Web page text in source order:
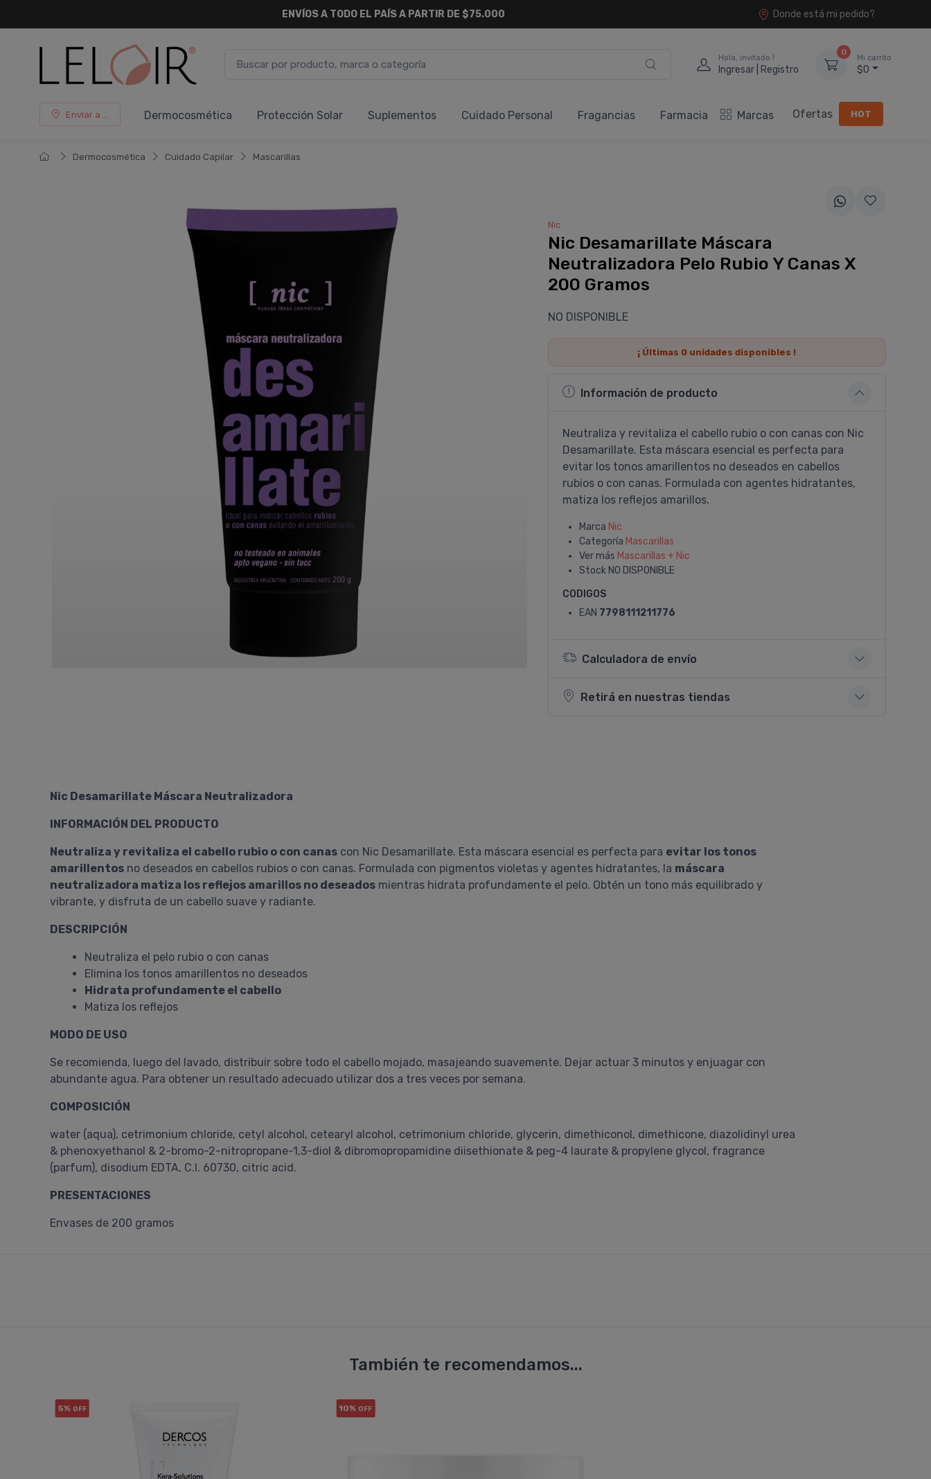
ENVÍOS A TODO EL PAÍS A PARTIR DE $75.000
Donde está mi pedido?
Hola, invitado !
Ingresar | Registro
0
Mi carrito
$0
Enviar a ... Dermocosmética Protección Solar Suplementos Cuidado Personal Fragancias Farmacia Marcas Ofertas HOT
Dermocosmética Cuidado Capilar Mascarillas
Nic
Nic Desamarillate Máscara
Neutralizadora Pelo Rubio Y Canas X
200 Gramos
NO DISPONIBLE
¡ Últimas 0 unidades disponibles !
Información de producto
Neutraliza y revitaliza el cabello rubio o con canas con Nic
Desamarillate. Esta máscara esencial es perfecta para
evitar los tonos amarillentos no deseados en cabellos
rubios o con canas. Formulada con agentes hidratantes,
matiza los reflejos amarillos.
Marca Nic
Categoría Mascarillas
Ver más Mascarillas + Nic
Stock NO DISPONIBLE
CODIGOS
EAN 7798111211776
Calculadora de envío
Retirá en nuestras tiendas
Nic Desamarillate Máscara Neutralizadora
INFORMACIÓN DEL PRODUCTO
Neutraliza y revitaliza el cabello rubio o con canas con Nic Desamarillate. Esta máscara esencial es perfecta para evitar los tonos
amarillentos no deseados en cabellos rubios o con canas. Formulada con pigmentos violetas y agentes hidratantes, la máscara
neutralizadora matiza los reflejos amarillos no deseados mientras hidrata profundamente el pelo. Obtén un tono más equilibrado y
vibrante, y disfruta de un cabello suave y radiante.
DESCRIPCIÓN
Neutraliza el pelo rubio o con canas
Elimina los tonos amarillentos no deseados
Hidrata profundamente el cabello
Matiza los reflejos
MODO DE USO
Se recomienda, luego del lavado, distribuir sobre todo el cabello mojado, masajeando suavemente. Dejar actuar 3 minutos y enjuagar con
abundante agua. Para obtener un resultado adecuado utilizar dos a tres veces por semana.
COMPOSICIÓN
water (aqua), cetrimonium chloride, cetyl alcohol, cetearyl alcohol, cetrimonium chloride, glycerin, dimethiconol, dimethicone, diazolidinyl urea
& phenoxyethanol & 2-bromo-2-nitropropane-1,3-diol & dibromopropamidine diisethionate & peg-4 laurate & propylene glycol, fragrance
(parfum), disodium EDTA, C.I. 60730, citric acid.
PRESENTACIONES
Envases de 200 gramos
También te recomendamos...
5% OFF 10% OFF